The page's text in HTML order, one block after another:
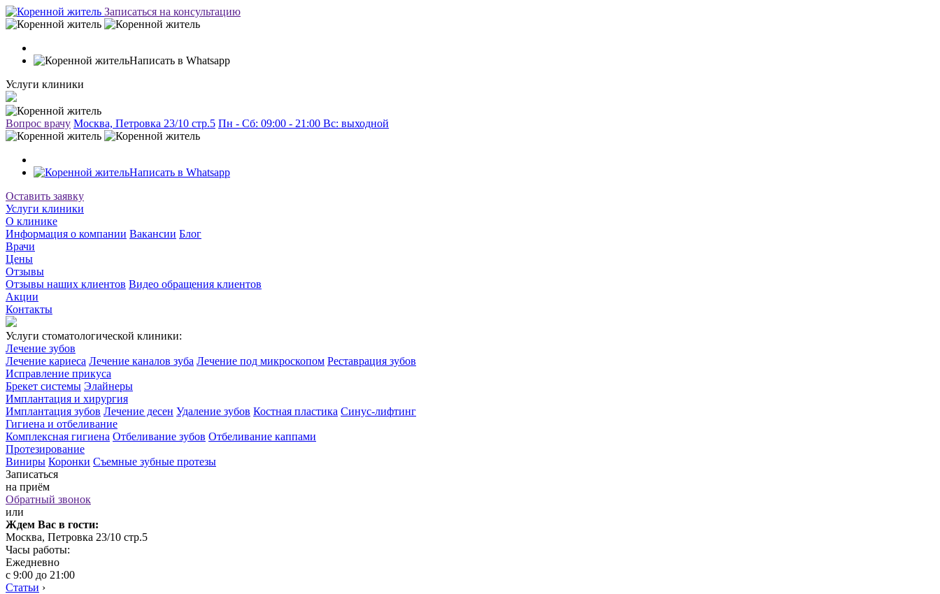
Записаться на консультацию
Написать в Whatsapp
Услуги клиники
Вопрос врачу Москва, Петровка 23/10 стр.5 Пн - Сб: 09:00 - 21:00 Вc: выходной
Написать в Whatsapp
Оставить заявку
Услуги клиники
О клинике
Информация о компании Вакансии Блог
Врачи
Цены
Отзывы
Отзывы наших клиентов Видео обращения клиентов
Акции
Контакты
Услуги стоматологической клиники:
Лечение зубов
Лечение кариеса Лечение каналов зуба Лечение под микроскопом Реставрация зубов
Исправление прикуса
Брекет системы Элайнеры
Имплантация и хирургия
Имплантация зубов Лечение десен Удаление зубов Костная пластика Синус-лифтинг
Гигиена и отбеливание
Комплексная гигиена Отбеливание зубов Отбеливание каппами
Протезирование
Виниры Коронки Съемные зубные протезы
Записаться
на приём
Обратный звонок
или
Ждем Вас в гости:
Москва, Петровка 23/10 стр.5
Часы работы:
Ежедневно
с 9:00 до 21:00
Статьи ›